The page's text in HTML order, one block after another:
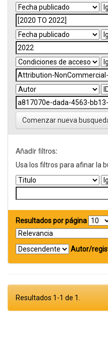
Comenzar nueva
Añadir filtros:
Usa los filtros para afinar la
Resultados por página
Autor/
Resultados 1-1 de 1.